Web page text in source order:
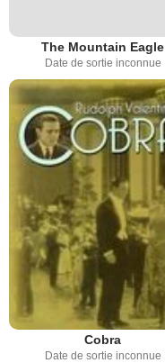
The Mountain Eagle
Date de sortie inconnue
Cobra
Date de sortie inconnue